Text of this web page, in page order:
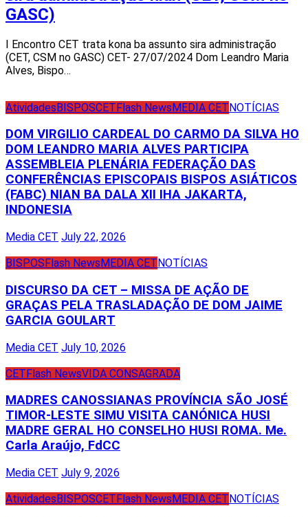
GASC)
I Encontro CET trata kona ba assunto sira administração
(CET, CSM no GASC) CET- 27/07/2024 Dom Leandro Maria
Alves, Bispo…
AtividadesBISPOSCETFlash NewsMEDIA CETNOTÍCIAS
DOM VIRGILIO CARDEAL DO CARMO DA SILVA HO
DOM LEANDRO MARIA ALVES PARTICIPA
ASSEMBLEIA PLENÁRIA FEDERAÇÃO DAS
CONFERÊNCIAS EPISCOPAIS BISPOS ASIÁTICOS
(FABC) NIAN BA DALA XII IHA JAKARTA,
INDONESIA
Media CET July 22, 2026
BISPOSFlash NewsMEDIA CETNOTÍCIAS
DISCURSO DA CET – MISSA DE AÇÃO DE
GRAÇAS PELA TRASLADAÇÃO DE DOM JAIME
GARCIA GOULART
Media CET July 10, 2026
CETFlash NewsVIDA CONSAGRADA
MADRES CANOSSIANAS PROVÍNCIA SÃO JOSÉ
TIMOR-LESTE SIMU VISITA CANÓNICA HUSI
MADRE GERAL HO CONSELHO HUSI ROMA. Me.
Carla Araújo, FdCC
Media CET July 9, 2026
AtividadesBISPOSCETFlash NewsMEDIA CETNOTÍCIAS